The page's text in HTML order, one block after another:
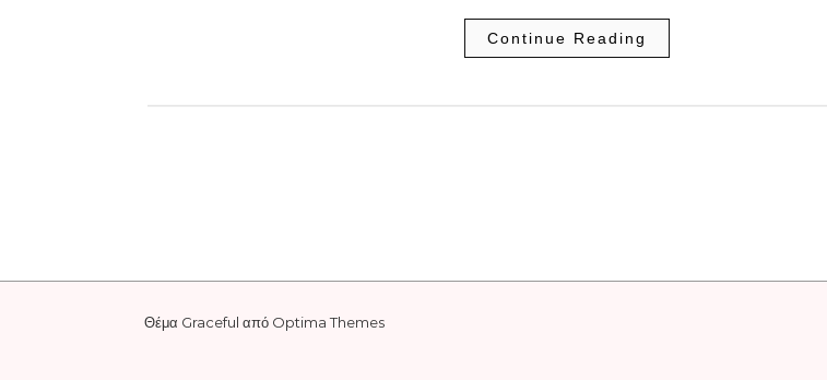
Continue Reading
Θέμα Graceful από Optima Themes